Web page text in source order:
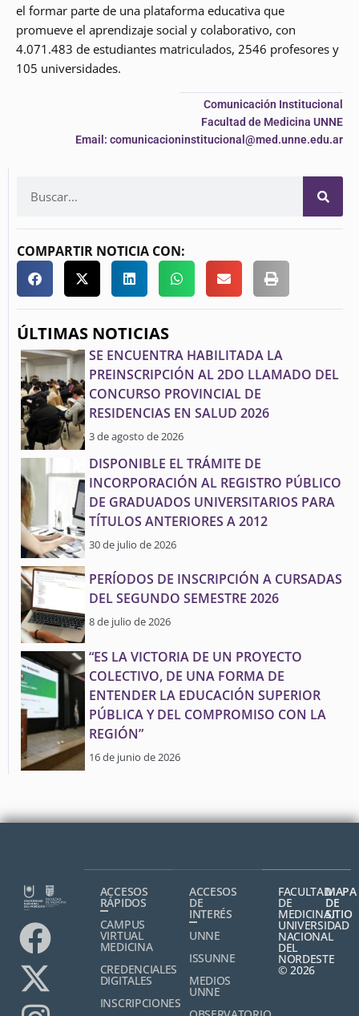
el formar parte de una plataforma educativa que
promueve el aprendizaje social y colaborativo, con
4.071.483 de estudiantes matriculados, 2546 profesores y
105 universidades.
Comunicación Institucional
Facultad de Medicina UNNE
Email: comunicacioninstitucional@med.unne.edu.ar
COMPARTIR NOTICIA CON:
ÚLTIMAS NOTICIAS
SE ENCUENTRA HABILITADA LA
PREINSCRIPCIÓN AL 2DO LLAMADO DEL
CONCURSO PROVINCIAL DE
RESIDENCIAS EN SALUD 2026
3 de agosto de 2026
DISPONIBLE EL TRÁMITE DE
INCORPORACIÓN AL REGISTRO PÚBLICO
DE GRADUADOS UNIVERSITARIOS PARA
TÍTULOS ANTERIORES A 2012
30 de julio de 2026
PERÍODOS DE INSCRIPCIÓN A CURSADAS
DEL SEGUNDO SEMESTRE 2026
8 de julio de 2026
“ES LA VICTORIA DE UN PROYECTO
COLECTIVO, DE UNA FORMA DE
ENTENDER LA EDUCACIÓN SUPERIOR
PÚBLICA Y DEL COMPROMISO CON LA
REGIÓN”
16 de junio de 2026
ACCESOS
RÁPIDOS
CAMPUS
VIRTUAL
MEDICINA
CREDENCIALES
DIGITALES
INSCRIPCIONES
ACCESOS
DE
INTERÉS
UNNE
ISSUNNE
MEDIOS
UNNE
FACULTAD
DE
MEDICINA,
UNIVERSIDAD
NACIONAL
DEL
NORDESTE
© 2026
MAPA
DE
SITIO